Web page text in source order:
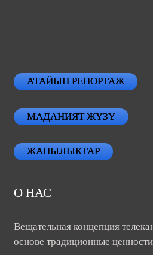
АТАЙЫН РЕПОРТАЖ
МАДАНИЯТ ЖҮЗҮ
ЖАНЫЛЫКТАР
О НАС
Вещательная концепция
основе традиционные